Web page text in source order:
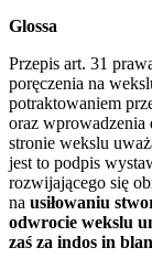
Glossa
Przepis art. 31
poręczenia na
potraktowaniem
oraz wprowadzenia
stronie wekslu
jest to podpis
rozwijającego się
na usiłowaniu
odwrocie wekslu
zaś za indos in